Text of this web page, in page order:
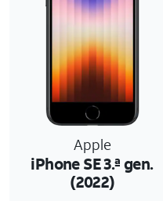
Apple
iPhone SE 3.ª gen.
(2022)